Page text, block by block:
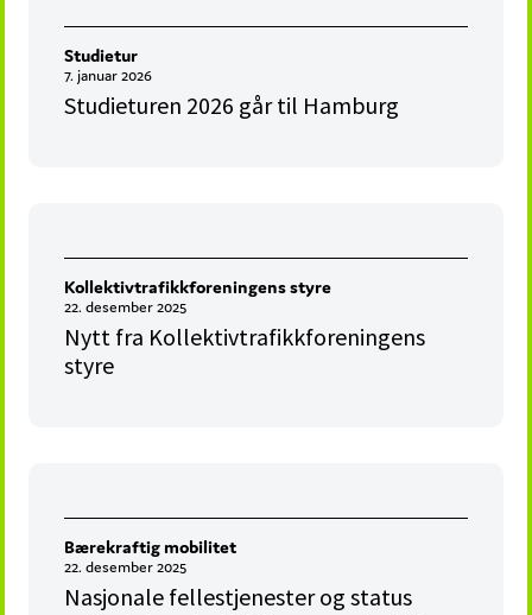
Studietur
7. januar 2026
Studieturen 2026 går til Hamburg
Kollektivtrafikkforeningens styre
22. desember 2025
Nytt fra Kollektivtrafikkforeningens
styre
Bærekraftig mobilitet
22. desember 2025
Nasjonale fellestjenester og status